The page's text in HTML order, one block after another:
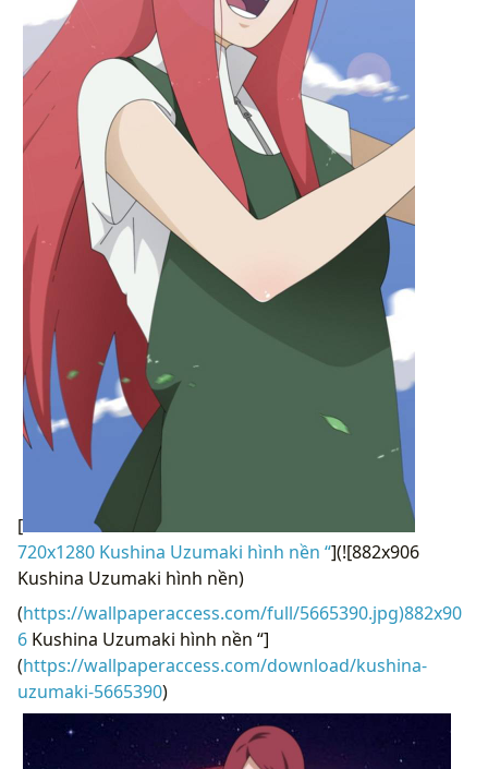
[
720x1280 Kushina Uzumaki hình nền “](![882x906
Kushina Uzumaki hình nền)
(https://wallpaperaccess.com/full/5665390.jpg)882x90
6 Kushina Uzumaki hình nền “]
(https://wallpaperaccess.com/download/kushina-
uzumaki-5665390)